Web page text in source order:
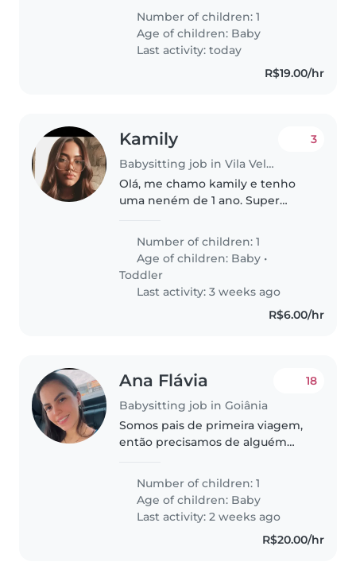
Number of children: 1
Age of children: Baby
Last activity: today
R$19.00/hr
Kamily
Babysitting job in Vila Velha
3
Olá, me chamo kamily e tenho
uma neném de 1 ano. Super
ajuda das 9 a 14:00 se segunda a
sexta. Podemos oferecer até 700
por mês. Trabalho home office..
Number of children: 1
Age of children: Baby •
Toddler
Last activity: 3 weeks ago
R$6.00/hr
Ana Flávia
Babysitting job in Goiânia
18
Somos pais de primeira viagem,
então precisamos de alguém
Number of children: 1
Age of children: Baby
Last activity: 2 weeks ago
R$20.00/hr